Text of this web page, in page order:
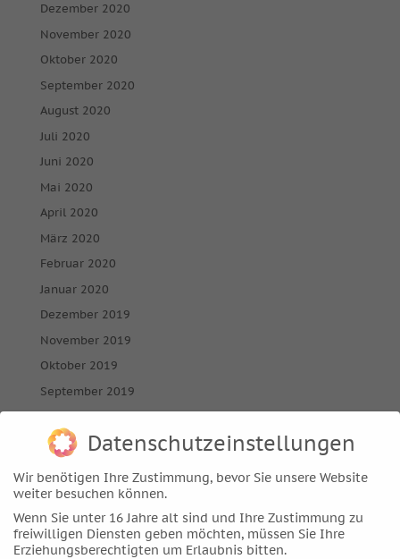
Dezember 2020
November 2020
Oktober 2020
September 2020
August 2020
Juli 2020
Juni 2020
Mai 2020
April 2020
März 2020
Februar 2020
Januar 2020
Dezember 2019
November 2019
Oktober 2019
September 2019
August 2019
Juli 2019
April 2019
März 2019
Februar 2019
Datenschutzeinstellungen
Wir benötigen Ihre Zustimmung, bevor Sie unsere Website
weiter besuchen können.
Wenn Sie unter 16 Jahre alt sind und Ihre Zustimmung zu
freiwilligen Diensten geben möchten, müssen Sie Ihre
Erziehungsberechtigten um Erlaubnis bitten.